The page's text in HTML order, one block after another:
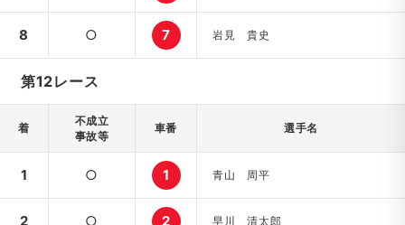
8 ○ 7 岩見 貴史
第12レース
着
不成立
事故等
車番 選手名
1 ○ 1 青山 周平
2 ○ 2 早川 清太郎